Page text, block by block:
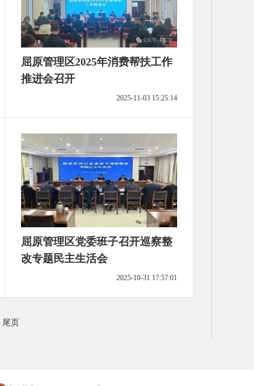
屈原管理区2025年消费帮扶工作
推进会召开
2025-11-03 15:25:14
屈原管理区党委班子召开巡察整
改专题民主生活会
2025-10-31 17:57:01
尾页